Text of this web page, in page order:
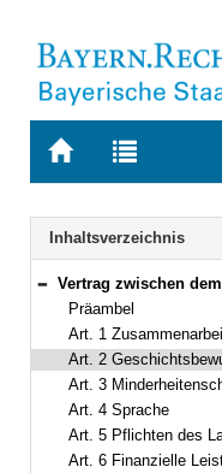
Zur
Zur
letzten
Suche
Navigation
Inhaltsverzeichnis
Bereich reduzieren
Vertrag zwischen dem Freistaat Bayern und dem Verband Deutscher
Präambel
Art. 1
Art. 2
Art. 3
Art. 4 Sprache
Art. 5 Pflichten des
Art. 6 Finanzielle